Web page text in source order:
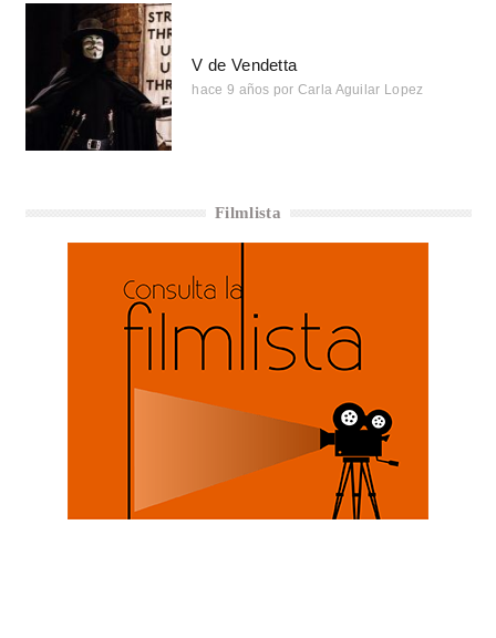
V de Vendetta
hace 9 años por Carla Aguilar Lopez
Filmlista